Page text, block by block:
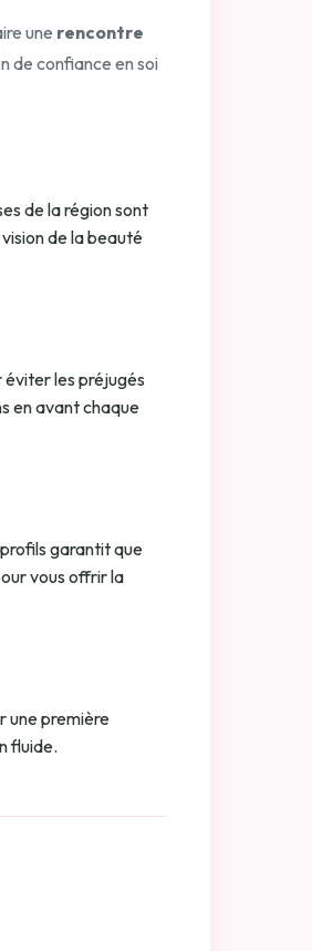
une rencontre
de confiance en soi
de la région sont
de la beauté
les préjugés
en avant chaque
garantit que
vous offrir la
une première
fluide.